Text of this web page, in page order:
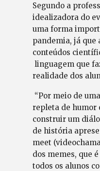
Segundo a
idealizadora do
uma forma
pandemia, já que
conteúdos
linguagem que
realidade dos
“Por meio de
repleta de humor
construir um
de história
meet
dos memes, que
todos os alunos